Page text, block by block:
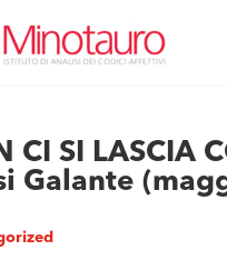
CI SI LASCIA
Galante